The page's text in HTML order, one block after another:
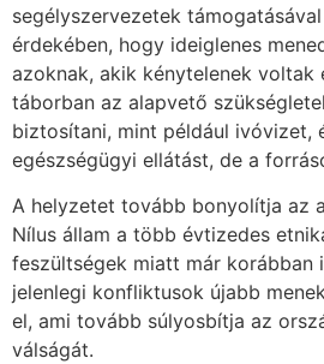
segélyszervezetek
érdekében, hogy ideiglenes
azoknak, akik kénytelenek voltak
táborban az alapvető
biztosítani, mint például ivóvizet,
egészségügyi ellátást, de a
A helyzetet tovább bonyolítja az
Nílus állam a több évtizedes
feszültségek miatt már korábban
jelenlegi konfliktusok újabb
el, ami tovább súlyosbítja az
válságát.